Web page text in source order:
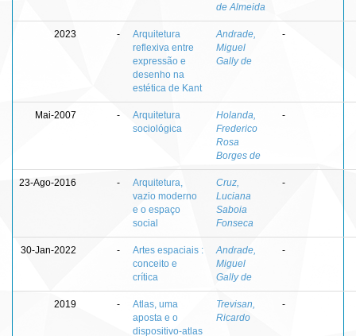
de Almeida
2023 -
Arquitetura
reflexiva entre
expressão e
desenho na
estética de Kant
Andrade,
Miguel
Gally de
-
Mai-2007 -
Arquitetura
sociológica
Holanda,
Frederico
Rosa
Borges de
-
23-Ago-2016 -
Arquitetura,
vazio moderno
e o espaço
social
Cruz,
Luciana
Saboia
Fonseca
-
30-Jan-2022 -
Artes espaciais :
conceito e
crítica
Andrade,
Miguel
Gally de
-
2019 -
Atlas, uma
aposta e o
dispositivo-atlas
Trevisan,
Ricardo
-